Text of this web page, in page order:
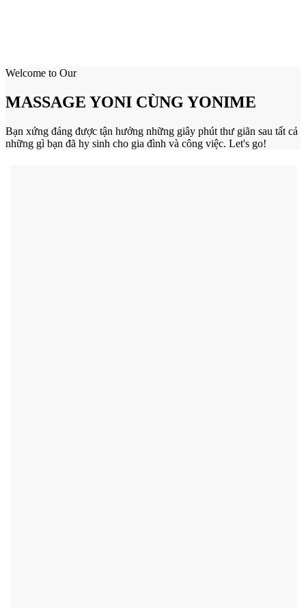
Welcome to Our
MASSAGE YONI CÙNG YONIME
Bạn xứng đáng được tận hưởng những giây phút thư giãn sau tất cả
những gì bạn đã hy sinh cho gia đình và công việc. Let's go!